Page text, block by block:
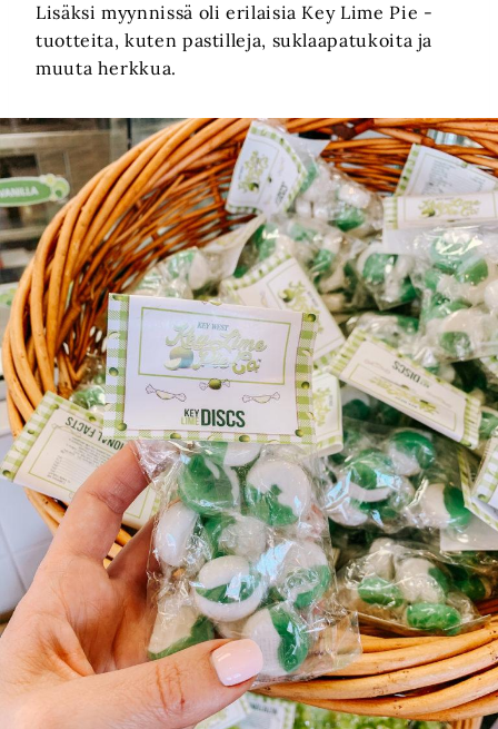
Lisäksi myynnissä oli erilaisia Key Lime Pie -
tuotteita, kuten pastilleja, suklaapatukoita ja
muuta herkkua.